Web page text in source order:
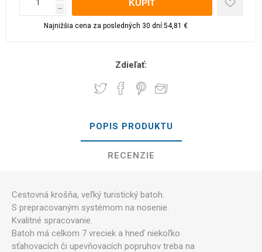
h
Najnižšia cena za posledných 30 dní:54,81 €
Zdieľať:
POPIS PRODUKTU
RECENZIE
Cestovná krošňa, veľký turistický batoh.
S prepracovaným systémom na nosenie.
Kvalitné spracovanie.
Batoh má celkom 7 vreciek a hneď niekoľko
sťahovacích či upevňovacích popruhov treba na